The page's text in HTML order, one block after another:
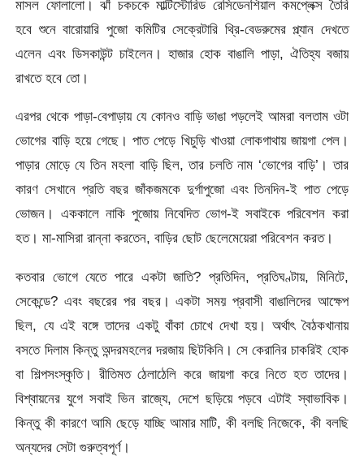
মাসল ফোলালো। ঝাঁ চকচকে মাল্টিস্টোরিড রেসিডেনশিয়াল কমপ্লেক্স তৈরি
হবে শুনে বারোয়ারি পুজো কমিটির সেক্রেটারি থ্রি-বেডরুমের প্ল্যান দেখতে
এলেন এবং ডিসকাউন্ট চাইলেন। হাজার হোক বাঙালি পাড়া, ঐতিহ্য বজায়
রাখতে হবে তো।
এরপর থেকে পাড়া-বেপাড়ায় যে কোনও বাড়ি ভাঙা পড়লেই আমরা বলতাম ওটা
ভোগের বাড়ি হয়ে গেছে। পাত পেড়ে খিচুড়ি খাওয়া লোকগাথায় জায়গা পেল।
পাড়ার মোড়ে যে তিন মহলা বাড়ি ছিল, তার চলতি নাম ‘ভোগের বাড়ি’। তার
কারণ সেখানে প্রতি বছর জাঁকজমকে দুর্গাপুজো এবং তিনদিন-ই পাত পেড়ে
ভোজন। এককালে নাকি পুজোয় নিবেদিত ভোগ-ই সবাইকে পরিবেশন করা
হত। মা-মাসিরা রান্না করতেন, বাড়ির ছোট ছেলেমেয়েরা পরিবেশন করত।
কতবার ভোগে যেতে পারে একটা জাতি? প্রতিদিন, প্রতিঘণ্টায়, মিনিটে,
সেকেন্ডে? এবং বছরের পর বছর। একটা সময় প্রবাসী বাঙালিদের আক্ষেপ
ছিল, যে এই বঙ্গে তাদের একটু বাঁকা চোখে দেখা হয়। অর্থাৎ বৈঠকখানায়
বসতে দিলাম কিন্তু অন্দরমহলের দরজায় ছিটকিনি। সে কেরানির চাকরিই হোক
বা শিল্পসংস্কৃতি। রীতিমত ঠেলাঠেলি করে জায়গা করে নিতে হত তাদের।
বিশ্বায়নের যুগে সবাই ভিন রাজ্যে, দেশে ছড়িয়ে পড়বে এটাই স্বাভাবিক।
কিন্তু কী কারণে আমি ছেড়ে যাচ্ছি আমার মাটি, কী বলছি নিজেকে, কী বলছি
অন্যদের সেটা গুরুত্বপূর্ণ।